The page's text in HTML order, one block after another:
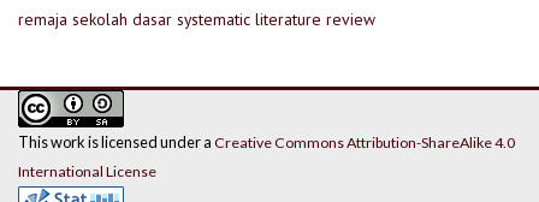
remaja sekolah dasar systematic literature review
This work is licensed under a Creative Commons Attribution-ShareAlike 4.0
International License